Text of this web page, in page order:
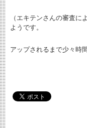
（エキテンさんの審査
ようです。
アップされるまで少々時